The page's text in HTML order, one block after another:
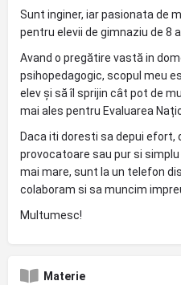
Sunt inginer, iar pasionata de
pentru elevii de gimnaziu de 8
Avand o pregătire vastă in
psihopedagogic, scopul meu
elev și să îl sprijin cât pot de
mai ales pentru Evaluarea
Daca iti doresti sa depui
provocatoare sau pur si
mai mare, sunt la un telefon
colaboram si sa muncim
Multumesc!
Materie